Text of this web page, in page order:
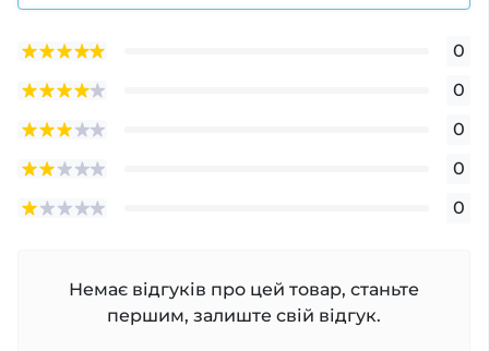
0
0
0
0
0
Немає відгуків про цей товар, станьте
першим, залиште свій відгук.